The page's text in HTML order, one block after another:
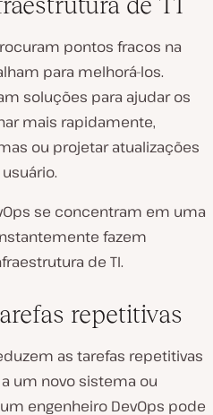
pontos fracos na
para melhorá-los.
soluções para ajudar os
mais rapidamente,
ou projetar atualizações
se concentram em uma
fazem
de TI.
repetitivas
as tarefas repetitivas
um novo sistema ou
engenheiro DevOps pode